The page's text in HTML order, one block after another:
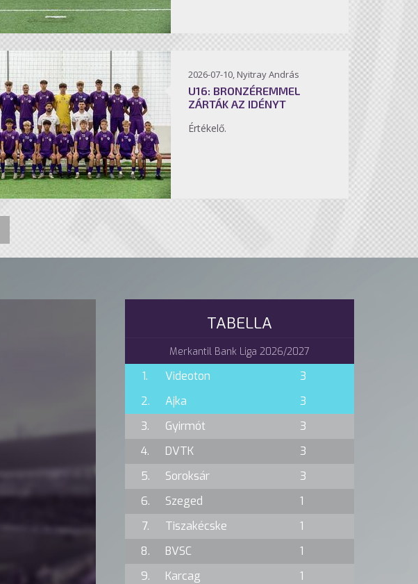
2026-07-10, Nyitray András
U16: BRONZÉREMMEL
ZÁRTÁK AZ IDÉNYT
Értékelő.
TABELLA
Merkantil Bank Liga 2026/2027
1. Videoton
3
2.
Ajka
3
3.
Gyirmót
3
4.
DVTK
3
5.
Soroksár
3
6.
Szeged
1
7.
Tiszakécske
1
8.
BVSC
1
9.
Karcag
1